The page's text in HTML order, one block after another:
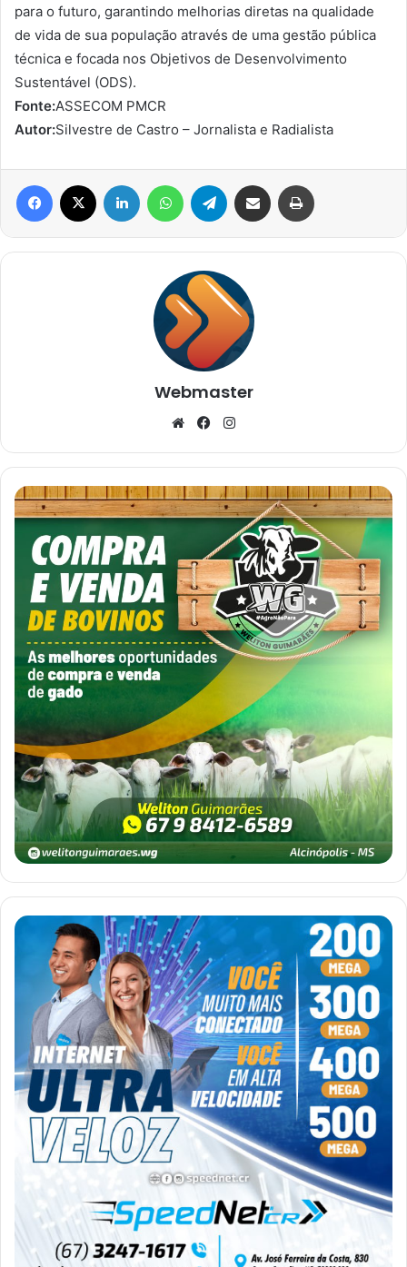
para o futuro, garantindo melhorias diretas na qualidade
de vida de sua população através de uma gestão pública
técnica e focada nos Objetivos de Desenvolvimento
Sustentável (ODS).
Fonte:ASSECOM PMCR
Autor:Silvestre de Castro – Jornalista e Radialista
Facebook Linkedin WhatsAppTelegram Compartilhar via e-mail
Webmaster
WebsiteFacebook